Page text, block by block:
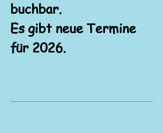
buchbar.
Es gibt neue Termine
für 2026.